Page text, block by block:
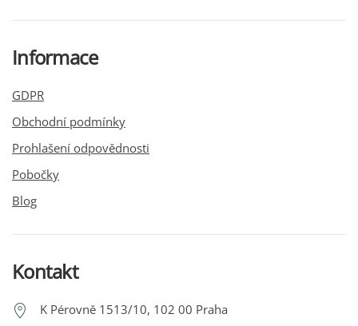
Informace
GDPR
Obchodní podmínky
Prohlašení odpovědnosti
Pobočky
Blog
Kontakt
K Pérovně 1513/10, 102 00 Praha